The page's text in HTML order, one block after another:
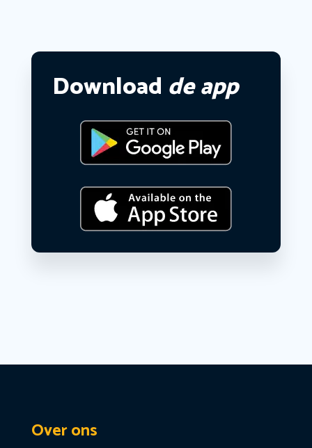
Download de app
Over ons